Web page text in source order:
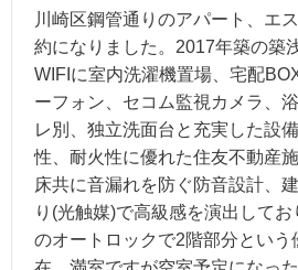
川崎区鋼管通りのアパート、エ
約になりました。2017年築の築
WIFIに室内洗濯機置場、宅配
ーフォン、セコム監視カメラ、
レ別、独立洗面台と充実した設
性、耐火性に優れた住友不動産
床共に音漏れを防ぐ防音設計、
り(光触媒)で高級感を演出して
のオートロックで2階部分という